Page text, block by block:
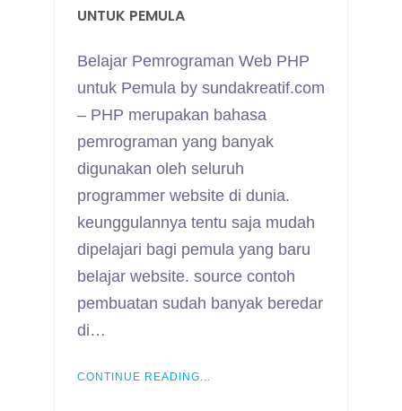
UNTUK PEMULA
Belajar Pemrograman Web PHP
untuk Pemula by sundakreatif.com
– PHP merupakan bahasa
pemrograman yang banyak
digunakan oleh seluruh
programmer website di dunia.
keunggulannya tentu saja mudah
dipelajari bagi pemula yang baru
belajar website. source contoh
pembuatan sudah banyak beredar
di…
CONTINUE READING...